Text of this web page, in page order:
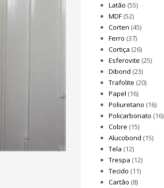
Latão (55)
MDF(52)
Corten (45)
Ferro (37)
Cortiça (26)
Esferovite (25)
Dibond (23)
Trafolite (20)
Papel (16)
Poliuretano (16)
Policarbonato (16)
Cobre (15)
Alucobond (15)
Tela (12)
Trespa (12)
Tecido (11)
Cartão (8)